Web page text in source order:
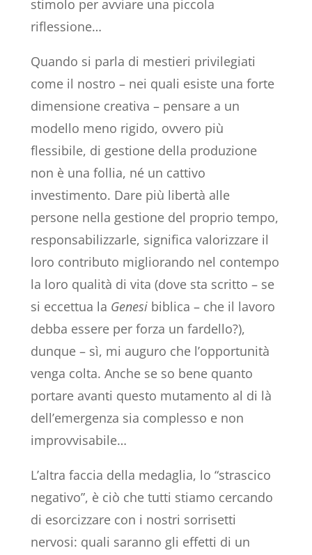
stimolo per avviare una piccola
riflessione…
Quando si parla di mestieri privilegiati
come il nostro – nei quali esiste una forte
dimensione creativa – pensare a un
modello meno rigido, ovvero più
flessibile, di gestione della produzione
non è una follia, né un cattivo
investimento. Dare più libertà alle
persone nella gestione del proprio tempo,
responsabilizzarle, significa valorizzare il
loro contributo migliorando nel contempo
la loro qualità di vita (dove sta scritto – se
si eccettua la Genesibiblica – che il lavoro
debba essere per forza un fardello?),
dunque – sì, mi auguro che l’opportunità
venga colta. Anche se so bene quanto
portare avanti questo mutamento al di là
dell’emergenza sia complesso e non
improvvisabile…
L’altra faccia della medaglia, lo “strascico
negativo”, è ciò che tutti stiamo cercando
di esorcizzare con i nostri sorrisetti
nervosi: quali saranno gli effetti di un